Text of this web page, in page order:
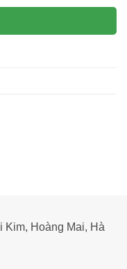
Hoàng Mai, Hà